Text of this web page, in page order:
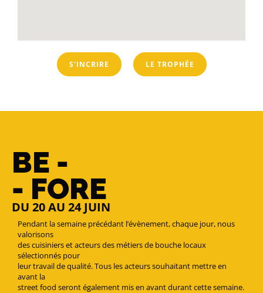
S'INCRIRE LE TROPHÉE
BE -
- FORE
DU 20 AU 24 JUIN
Pendant la semaine précédant l’évènement, chaque jour, nous
valorisons
des cuisiniers et acteurs des métiers de bouche locaux
sélectionnés pour
leur travail de qualité. Tous les acteurs souhaitant mettre en
avant la
street food seront également mis en avant durant cette semaine.